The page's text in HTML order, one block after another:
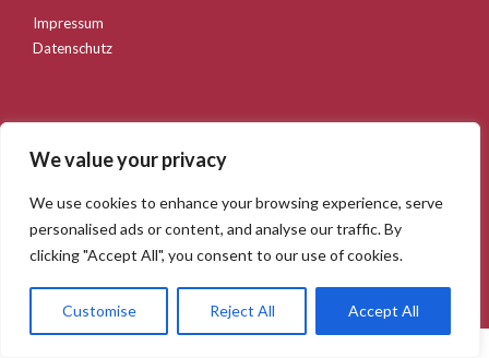
We value your privacy
We use cookies to enhance your browsing experience, serve
personalised ads or content, and analyse our traffic. By
clicking "Accept All", you consent to our use of cookies.
Customise Reject All Accept All
Impressum
Datenschutz
Startseite Über uns
Speisekarte
Feiern und Anlässe
Bilder